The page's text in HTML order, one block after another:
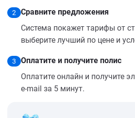
2
Сравните предложения
Система покажет тарифы от
выберите лучший по цене и
3
Оплатите и получите полис
Оплатите онлайн и получите
e-mail за 5 минут.